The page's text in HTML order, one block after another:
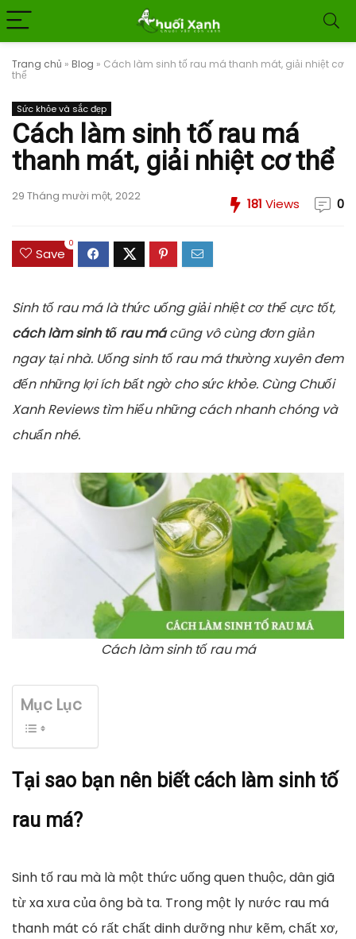
Trang chủ » Blog » Cách làm sinh tố rau má thanh mát, giải nhiệt cơ
thể
Sức khỏe và sắc đẹp
Cách làm sinh tố rau má
thanh mát, giải nhiệt cơ thể
29 Tháng mười một, 2022 181 Views 0
Save
0
Sinh tố rau má là thức uống giải nhiệt cơ thể cực tốt,
cách làm sinh tố rau mácũng vô cùng đơn giản
ngay tại nhà. Uống sinh tố rau má thường xuyên đem
đến những lợi ích bất ngờ cho sức khỏe. Cùng Chuối
Xanh Reviews tìm hiểu những cách nhanh chóng và
chuẩn nhé.
Cách làm sinh tố rau má
Mục Lục
Tại sao bạn nên biết cách làm sinh tố
rau má?
Sinh tố rau mà là một thức uống quen thuộc, dân giã
từ xa xưa của ông bà ta. Trong một ly nước rau má
thanh mát có rất chất dinh dưỡng như kẽm, chất xơ,